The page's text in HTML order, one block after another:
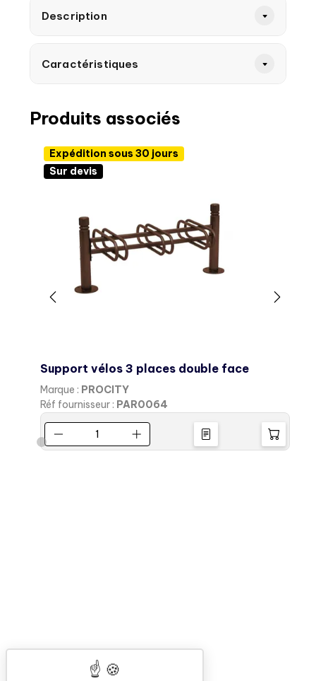
Description
Caractéristiques
Produits associés
Expédition sous 30 jours
Sur devis
Support vélos 3 places double face
Marque : PROCITY
Réf fournisseur : PAR0064